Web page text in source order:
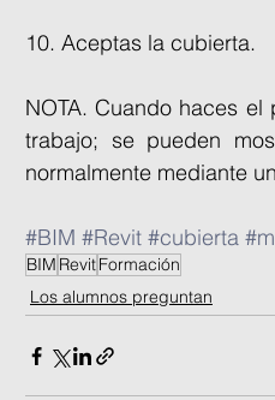
10. Aceptas la cubierta.
NOTA. Cuando haces
trabajo; se pueden
normalmente mediante
#BIM #Revit #cubierta
BIM RevitFormación
Los alumnos preguntan